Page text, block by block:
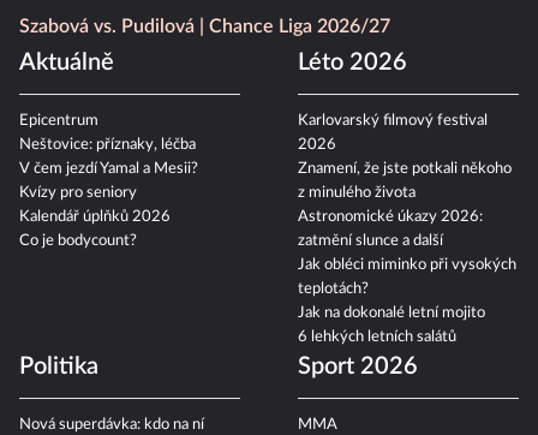
Szabová vs. Pudilová
Chance Liga 2026/27
Aktuálně
Epicentrum
Neštovice: příznaky, léčba
V čem jezdí Yamal a Mesii?
Kvízy pro seniory
Kalendář úplňků 2026
Co je bodycount?
Léto 2026
Karlovarský filmový festival
2026
Znamení, že jste potkali někoho
z minulého života
Astronomické úkazy 2026:
zatmění slunce a další
Jak obléci miminko při vysokých
teplotách?
Jak na dokonalé letní mojito
6 lehkých letních salátů
Politika
Nová superdávka: kdo na ní
Sport 2026
MMA